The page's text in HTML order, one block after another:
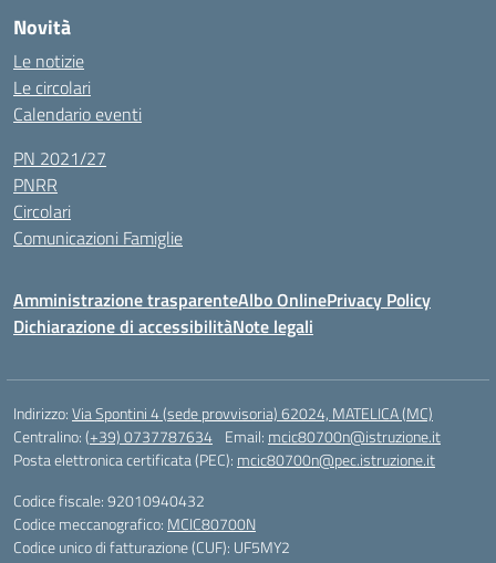
Novità
Le notizie
Le circolari
Calendario eventi
PN 2021/27
PNRR
Circolari
Comunicazioni Famiglie
Amministrazione trasparenteAlbo OnlinePrivacy Policy
Dichiarazione di accessibilitàNote legali
Indirizzo:Via Spontini 4 (sede provvisoria) 62024, MATELICA (MC)
Centralino:(+39) 0737787634 Email: mcic80700n@istruzione.it
Posta elettronica certificata (PEC): mcic80700n@pec.istruzione.it
Codice fiscale: 92010940432
Codice meccanografico: MCIC80700N
Codice unico di fatturazione (CUF): UF5MY2